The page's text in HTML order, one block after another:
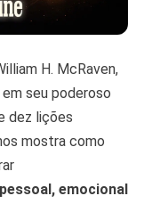
H. McRaven,
seu poderoso
dez lições
mostra como
emocional